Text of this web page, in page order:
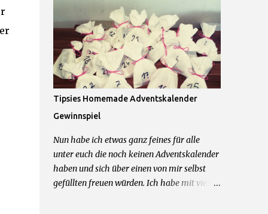
Leicke und allerhand weiteren feinen
Beautyprodukten. Und zum anderen für die
Herren der Schöpfung ein Mexx Parfum und
Duschgel Set, Touchscreen Handschuhe,
Cooling Gel und Bodyrasierer. 2 Sets = 2
Gewinner Was ihr dafür tun müsst um zu
gewinnen: 1.) Kommentiere diesen Post mit
dem Wunschpaket was du gerne gewinnen
möchtest 2.) Hinterlasse mir im
Kommentarfeld eine Kontaktmöglichkeit
Das wars schon! Teilnahme beginnt jetzt
und endet am 09.04.2016 um 23.59Uhr.
Teilnahme nur mit deutscher Postadresse
Tipsies Homemade Adventskalender
Gewinnspiel
Nun habe ich etwas ganz feines für alle
unter euch die noch keinen Adventskalender
haben und sich über einen von mir selbst
gefüllten freuen würden. Ich habe mit viel